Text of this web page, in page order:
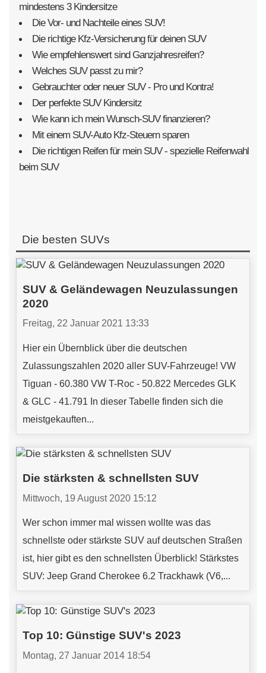
mindestens 3 Kindersitze
Die Vor- und Nachteile eines SUV!
Die richtige Kfz-Versicherung für deinen SUV
Wie empfehlenswert sind Ganzjahresreifen?
Welches SUV passt zu mir?
Gebrauchter oder neuer SUV - Pro und Kontra!
Der perfekte SUV Kindersitz
Wie kann ich mein Wunsch-SUV finanzieren?
Mit einem SUV-Auto Kfz-Steuern sparen
Die richtigen Reifen für mein SUV - spezielle Reifenwahl
beim SUV
Die besten SUVs
SUV & Geländewagen Neuzulassungen
2020
Freitag, 22 Januar 2021 13:33
Hier ein Übernblick über die deutschen
Zulassungszahlen 2020 aller SUV-Fahrzeuge! VW
Tiguan - 60.380 VW T-Roc - 50.822 Mercedes GLK
& GLC - 41.791 In dieser Tabelle finden sich die
meistgekauften...
Die stärksten & schnellsten SUV
Mittwoch, 19 August 2020 15:12
Wer schon immer mal wissen wollte was das
schnellste oder stärkste SUV auf deutschen Straßen
ist, hier gibt es den schnellsten Überblick! Stärkstes
SUV: Jeep Grand Cherokee 6.2 Trackhawk (V6,...
Top 10: Günstige SUV's 2023
Montag, 27 Januar 2014 18:54